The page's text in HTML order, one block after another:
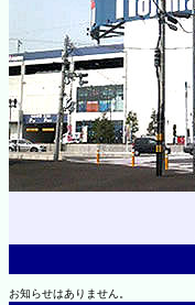
お知らせはありません。